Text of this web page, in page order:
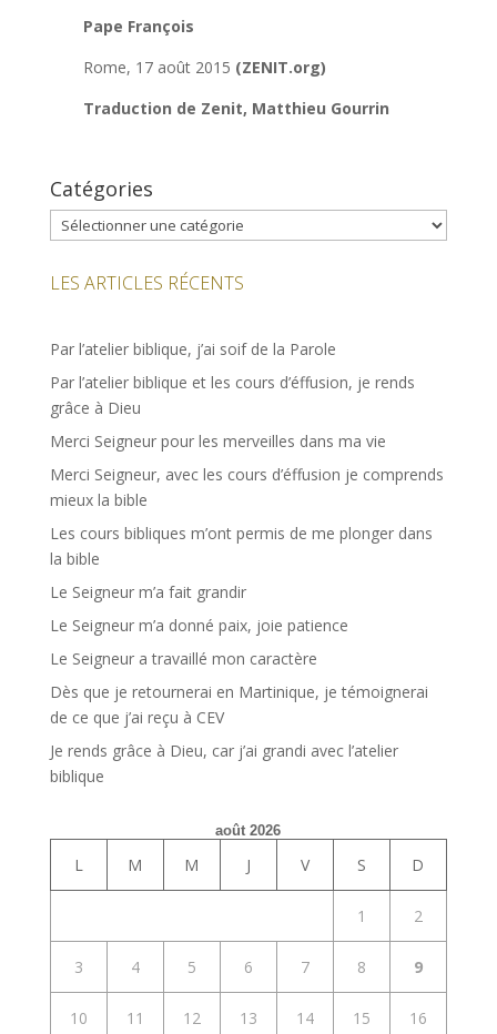
Pape François
Rome, 17 août 2015 (ZENIT.org)
Traduction de Zenit, Matthieu Gourrin
Catégories
Catégories
LES ARTICLES RÉCENTS
Par l’atelier biblique, j’ai soif de la Parole
Par l’atelier biblique et les cours d’éffusion, je rends
grâce à Dieu
Merci Seigneur pour les merveilles dans ma vie
Merci Seigneur, avec les cours d’éffusion je comprends
mieux la bible
Les cours bibliques m’ont permis de me plonger dans
la bible
Le Seigneur m’a fait grandir
Le Seigneur m’a donné paix, joie patience
Le Seigneur a travaillé mon caractère
Dès que je retournerai en Martinique, je témoignerai
de ce que j’ai reçu à CEV
Je rends grâce à Dieu, car j’ai grandi avec l’atelier
biblique
août 2026
L M M J V S D
1 2
3 4 5 6 7 8 9
10 11 12 13 14 15 16